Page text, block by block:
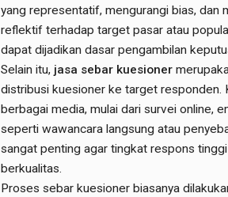
yang representatif, mengurangi bias, dan
reflektif terhadap target pasar atau
dapat dijadikan dasar pengambilan
Selain itu, jasa sebar kuesioner
distribusi kuesioner ke target responden.
berbagai media, mulai dari survei online,
seperti wawancara langsung atau
sangat penting agar tingkat respons
berkualitas.
Proses sebar kuesioner biasanya